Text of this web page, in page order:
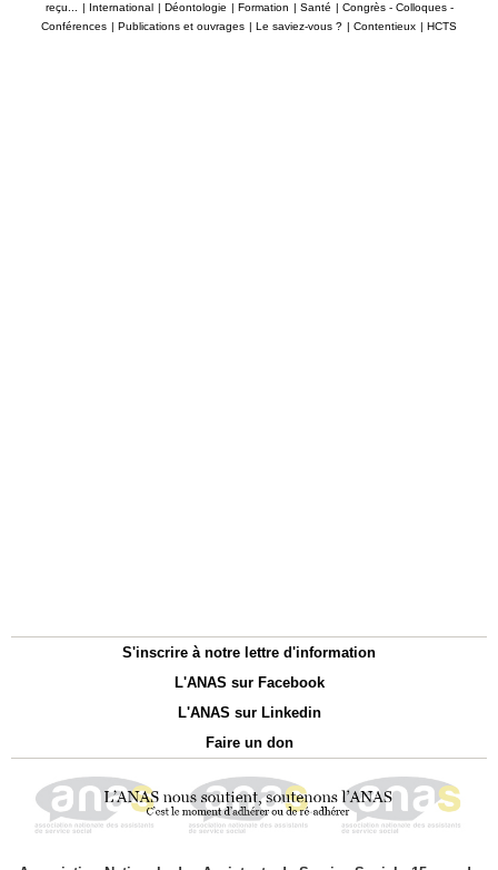
reçu...
| International | Déontologie | Formation | Santé | Congrès - Colloques -
Conférences | Publications et ouvrages | Le saviez-vous ? | Contentieux | HCTS
S'inscrire à notre lettre d'information
L'ANAS sur Facebook
L'ANAS sur Linkedin
Faire un don